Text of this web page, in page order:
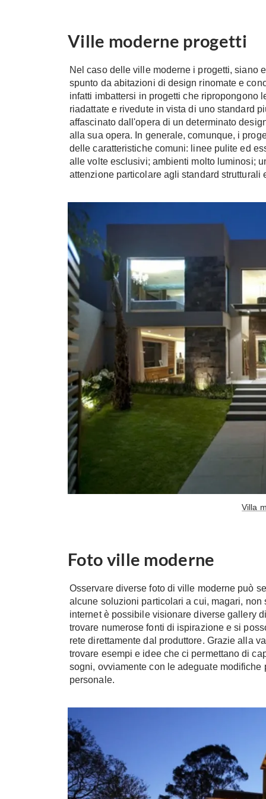
Ville moderne progetti
Nel caso delle ville moderne i progetti, siano
spunto da abitazioni di design rinomate e
infatti imbattersi in progetti che ripropongono
riadattate e rivedute in vista di uno standard
affascinato dall'opera di un determinato
alla sua opera. In generale, comunque, i
delle caratteristiche comuni: linee pulite ed
alle volte esclusivi; ambienti molto luminosi;
attenzione particolare agli standard strutturali
Villa
Foto ville moderne
Osservare diverse foto di ville moderne può
alcune soluzioni particolari a cui, magari,
internet è possibile visionare diverse gallery
trovare numerose fonti di ispirazione e si
rete direttamente dal produttore. Grazie alla
trovare esempi e idee che ci permettano di
sogni, ovviamente con le adeguate
personale.